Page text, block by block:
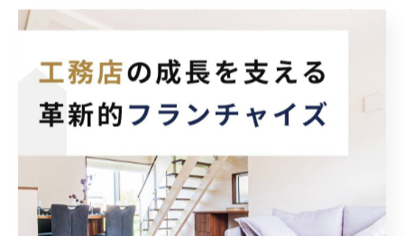
に、材料費・外注費・現場経費の見直しが大きなポイン
するため、継続的な改善が求められます。
具体的な削減策としては、「標準仕様の統一化」「仕入
先の一元化・定期的な価格交渉」「現場ごとの工程管理
徹底」「無駄な材料発注の削減」などが挙げられます。
また、協力業者とのパートナーシップ強化により、施工
精度向上とコスト低減の両立を図ることも有効です。